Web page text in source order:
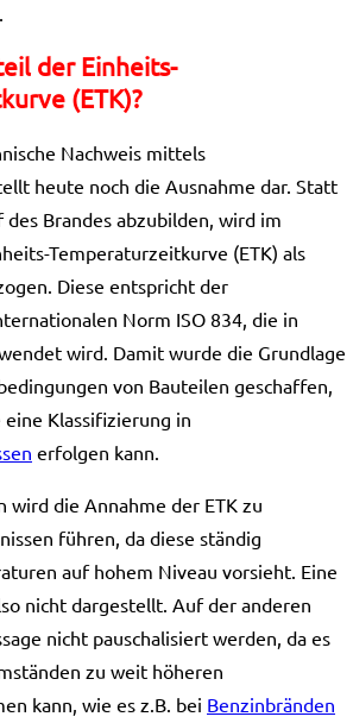
der Einheits-
(ETK)?
Nachweis mittels
heute noch die Ausnahme dar. Statt
Brandes abzubilden, wird im
Temperaturzeitkurve (ETK) als
Diese entspricht der
Norm ISO 834, die in
wird. Damit wurde die Grundlage
von Bauteilen geschaffen,
Klassifizierung in
erfolgen kann.
wird die Annahme der ETK zu
führen, da diese ständig
auf hohem Niveau vorsieht. Eine
nicht dargestellt. Auf der anderen
nicht pauschalisiert werden, da es
zu weit höheren
kann, wie es z.B. bei Benzinbränden